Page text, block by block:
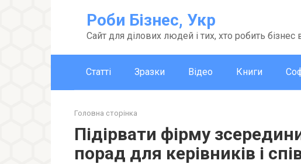
Роби Бізнес, Укр
Сайт для ділових людей і тих, хто робить бізнес
Статті Зразки Відео Книги
Головна сторінка
Підірвати фірму
порад для керівників і